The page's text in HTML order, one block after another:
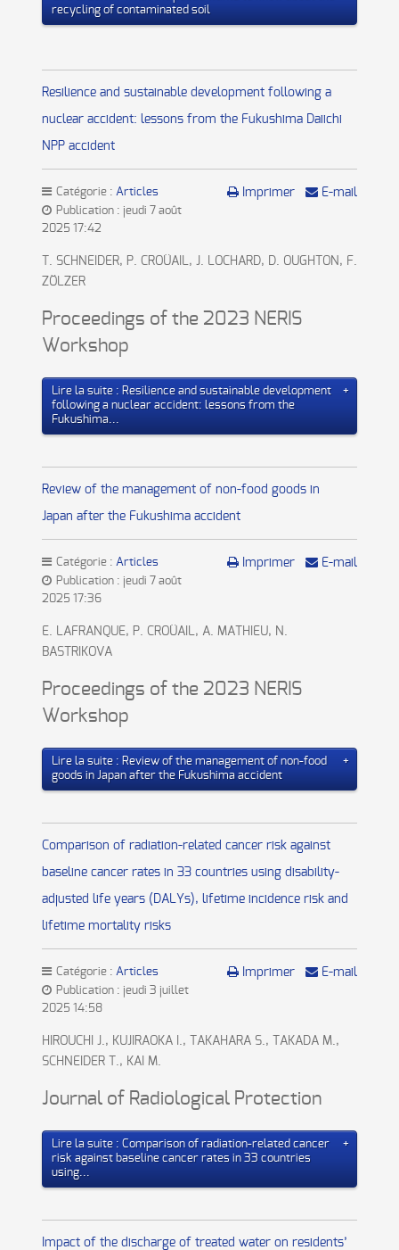
recycling of contaminated soil
Resilience and sustainable development following a
nuclear accident: lessons from the Fukushima Daiichi
NPP accident
Imprimer E-mail
Catégorie : Articles
Publication : jeudi 7 août
2025 17:42
T. SCHNEIDER, P. CROÜAIL, J. LOCHARD, D. OUGHTON, F.
ZÖLZER
Proceedings of the 2023 NERIS
Workshop
Lire la suite : Resilience and sustainable development
following a nuclear accident: lessons from the
Fukushima...
Review of the management of non-food goods in
Japan after the Fukushima accident
Imprimer E-mail
Catégorie : Articles
Publication : jeudi 7 août
2025 17:36
E. LAFRANQUE, P. CROÜAIL, A. MATHIEU, N.
BASTRIKOVA
Proceedings of the 2023 NERIS
Workshop
Lire la suite : Review of the management of non-food
goods in Japan after the Fukushima accident
Comparison of radiation-related cancer risk against
baseline cancer rates in 33 countries using disability-
adjusted life years (DALYs), lifetime incidence risk and
lifetime mortality risks
Imprimer E-mail
Catégorie : Articles
Publication : jeudi 3 juillet
2025 14:58
HIROUCHI J., KUJIRAOKA I., TAKAHARA S., TAKADA M.,
SCHNEIDER T., KAI M.
Journal of Radiological Protection
Lire la suite : Comparison of radiation-related cancer
risk against baseline cancer rates in 33 countries
using...
Impact of the discharge of treated water on residents’